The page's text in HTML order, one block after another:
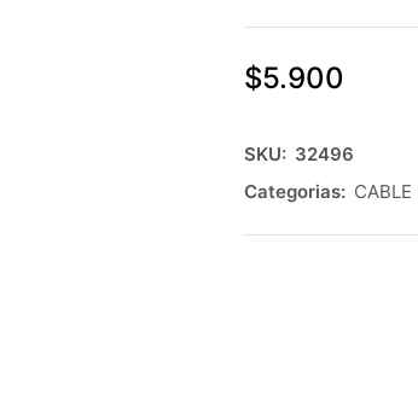
$5.900
SKU: 32496
Categorias: CABLE